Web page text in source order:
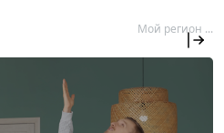
Мой регион ...